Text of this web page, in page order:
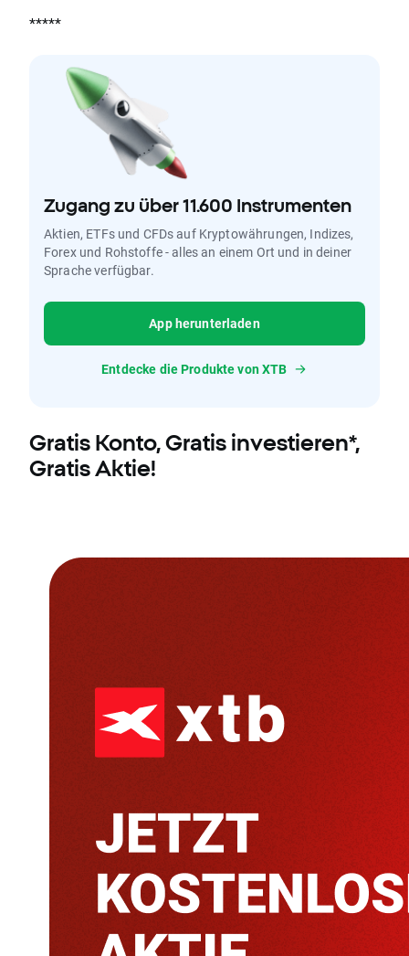
*****
Zugang zu über 11.600 Instrumenten
Aktien, ETFs und CFDs auf Kryptowährungen, Indizes,
Forex und Rohstoffe - alles an einem Ort und in deiner
Sprache verfügbar.
App herunterladen
Entdecke die Produkte von XTB
Gratis Konto, Gratis investieren*,
Gratis Aktie!